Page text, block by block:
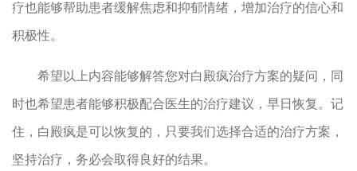
疗也能够帮助患者缓解焦虑和抑郁情绪，增加治疗的信心和
积极性。
希望以上内容能够解答您对白殿疯治疗方案的疑问，同
时也希望患者能够积极配合医生的治疗建议，早日恢复。记
住，白殿疯是可以恢复的，只要我们选择合适的治疗方案，
坚持治疗，务必会取得良好的结果。